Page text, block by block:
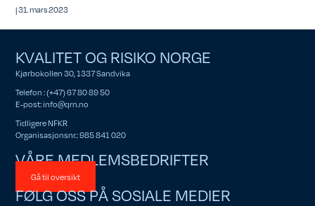
|31. mars 2023
KVALITET OG RISIKO NORGE
Kjørbokollen 30, 1337 Sandvika
Telefon : (+47) 67 80 89 50
E-post:info@qrn.no
Tidligere NFKR
Organisasjonsnr.: 985 841 020
VÅRE MEDLEMSBEDRIFTER
Gå til oversikt
FØLG OSS PÅ SOSIALE MEDIER